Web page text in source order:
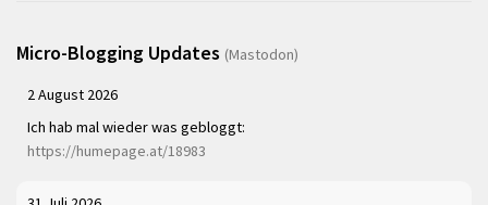
Micro-Blogging Updates (Mastodon)
2 August 2026
Ich hab mal wieder was gebloggt:
https://humepage.at/18983